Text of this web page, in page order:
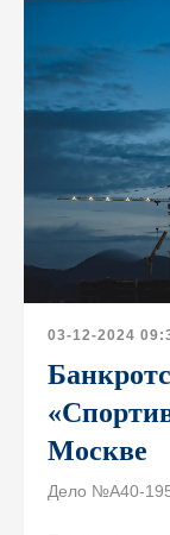
03-12-2024
Москве
Дело №А40-